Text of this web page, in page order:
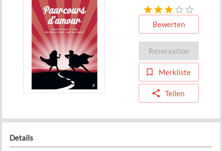
Bewerten
Reservation
Merkliste
Teilen
Details